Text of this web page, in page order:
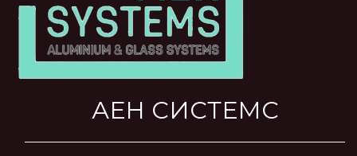
АЕН СИСТЕМС